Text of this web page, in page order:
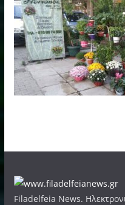
Filadelfeia News.